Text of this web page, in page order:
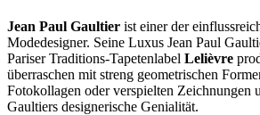
Jean Paul Gaultier ist einer der
Modedesigner. Seine Luxus Jean Paul
Pariser Traditions-Tapetenlabel Lelièvre
überraschen mit streng geometrischen
Fotokollagen oder verspielten Zeichnungen
Gaultiers designerische Genialität.